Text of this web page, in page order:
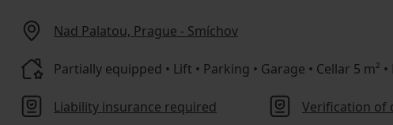
Nad Palatou, Prague - Smíchov
Partially equipped • Lift • Parking • Garage • Cellar 5 m² •
Liability insurance required Verification of